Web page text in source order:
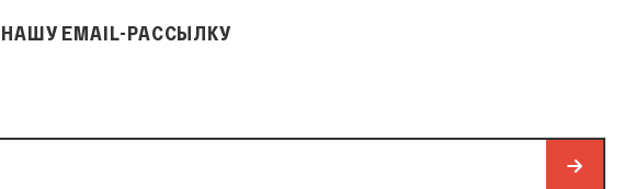
EMAIL-РАССЫЛКУ